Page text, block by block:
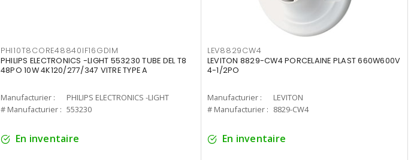
PHI10T8CORE48840IF16GDIM
PHILIPS ELECTRONICS -LIGHT 553230 TUBE DEL T8
48PO 10W 4K120/277/347 VITRE TYPE A
Manufacturier :
PHILIPS ELECTRONICS -LIGHT
# Manufacturier : 553230
En inventaire
LEV8829CW4
LEVITON 8829-CW4 PORCELAINE PLAST 660W600V
4-1/2PO
Manufacturier :
LEVITON
# Manufacturier : 8829-CW4
En inventaire